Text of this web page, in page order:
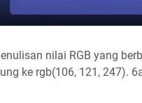
nilai RGB yang
ke rgb(106, 121, 247).